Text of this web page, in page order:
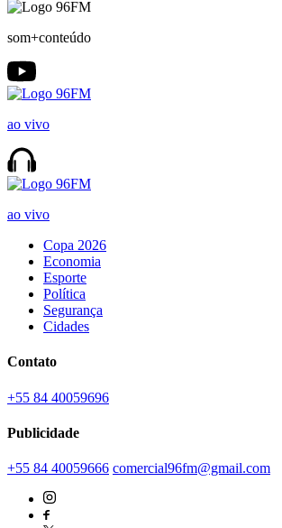
som+conteúdo
ao vivo
ao vivo
Copa 2026
Economia
Esporte
Política
Segurança
Cidades
Contato
+55 84 40059696
Publicidade
+55 84 40059666 comercial96fm@gmail.com